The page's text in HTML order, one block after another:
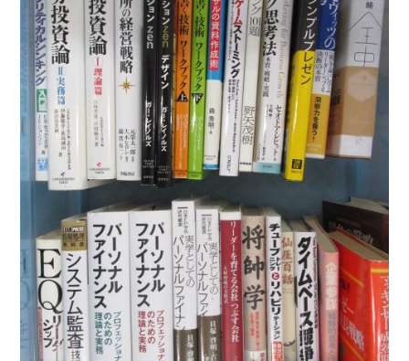
伝統医学・東洋医学
基礎医学
小児科学
整形外科学
暮らし・趣味・実用書他
暮らしと健康
ガーデニング
クッキング・レシピ本・グルメ
住まい・インテリア
美容・着物・ファッション
趣味・スポーツ
自転車・サイクリング 釣り
キャンプ
他スポーツ
登山・ハイキング・クライミング